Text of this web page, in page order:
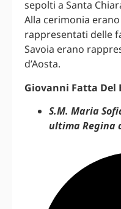
sepolti a Santa
Alla cerimonia
rappresentati delle
Savoia erano
d’Aosta.
Giovanni Fatta Del
S.M. Maria
ultima Regina